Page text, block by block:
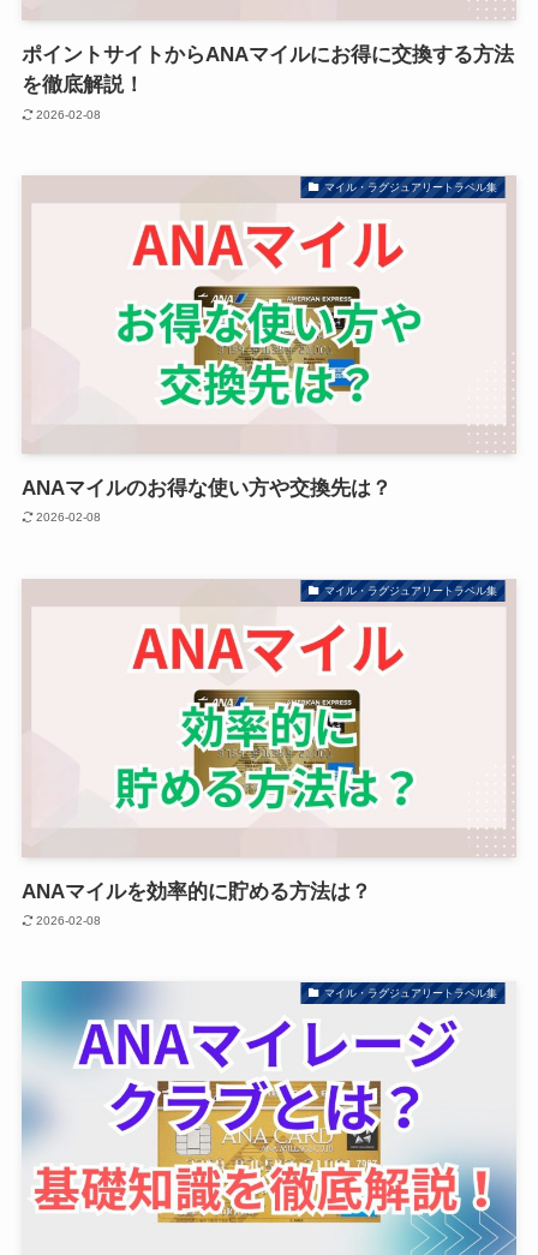
ポイントサイトからANAマイルにお得に交換する方法
を徹底解説！
2026-02-08
マイル・ラグジュアリートラベル集
ANAマイルのお得な使い方や交換先は？
2026-02-08
マイル・ラグジュアリートラベル集
ANAマイルを効率的に貯める方法は？
2026-02-08
マイル・ラグジュアリートラベル集